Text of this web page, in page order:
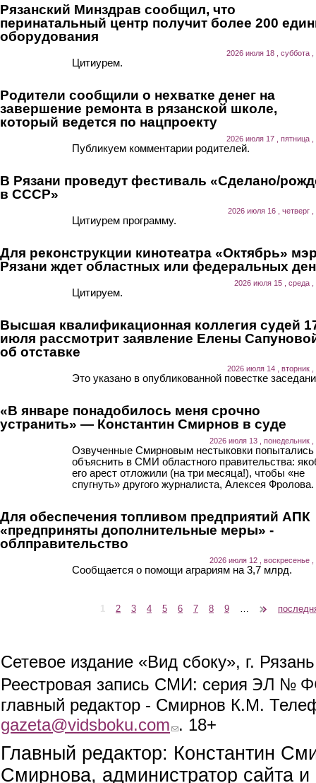
Рязанский Минздрав сообщил, что
перинатальный центр получит более 200
оборудования
2026 июля 18 , суббота ,
Цитиурем.
Родители сообщили о нехватке денег на
завершение ремонта в рязанской школе,
который ведется по нацпроекту
2026 июля 17 , пятница ,
Публикуем комментарии родителей.
В Рязани проведут фестиваль «Сделано/
в СССР»
2026 июля 16 , четверг ,
Цитиурем программу.
Для реконструкции кинотеатра «Октябрь»
Рязани ждет областных или федеральных
2026 июля 15 , среда ,
Цитируем.
Высшая квалификационная коллегия судей
июля рассмотрит заявление Елены
об отставке
2026 июля 14 , вторник ,
Это указано в опубликованной повестке
«В январе понадобилось меня срочно
устранить» — Константин Смирнов в суде
2026 июля 13 , понедельник ,
Озвученные Смирновым нестыковки попытались
объяснить в СМИ областного правительства:
его арест отложили (на три месяца!), чтобы «не
спугнуть» другого журналиста, Алексея Фролова.
Для обеспечения топливом предприятий АПК
«предприняты дополнительные меры» -
облправительство
2026 июля 12 , воскресенье ,
Сообщается о помощи аграриям на 3,7 млрд.
1 2 3 4 5 6 7 8 9
Сетевое издание «Вид сбоку», г.
Реестровая запись СМИ: серия ЭЛ №
главный редактор - Смирнов К.М.
gazeta@vidsboku.com (link sends e-mail)
. 18+
Главный редактор: Константин
Смирнова, администратор сайта